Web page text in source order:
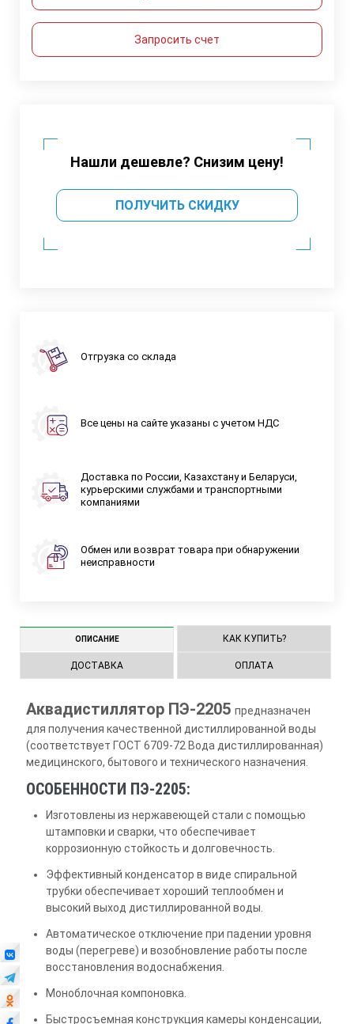
Запросить счет
Нашли дешевле? Снизим цену!
ПОЛУЧИТЬ СКИДКУ
Отгрузка со склада
Все цены на сайте указаны с учетом НДС
Доставка по России, Казахстану и Беларуси,
курьерскими службами и транспортными
компаниями
Обмен или возврат товара при обнаружении
неисправности
ОПИСАНИЕ КАК КУПИТЬ?
ДОСТАВКА ОПЛАТА
Аквадистиллятор ПЭ-2205 предназначен
для получения качественной дистиллированной воды
(соответствует ГОСТ 6709-72 Вода дистиллированная)
медицинского, бытового и технического назначения.
ОСОБЕННОСТИ ПЭ-2205:
Изготовлены из нержавеющей стали с помощью
штамповки и сварки, что обеспечивает
коррозионную стойкость и долговечность.
Эффективный конденсатор в виде спиральной
трубки обеспечивает хороший теплообмен и
высокий выход дистиллированной воды.
Автоматическое отключение при падении уровня
воды (перегреве) и возобновление работы после
восстановления водоснабжения.
Моноблочная компоновка.
Быстросъемная конструкция камеры конденсации,